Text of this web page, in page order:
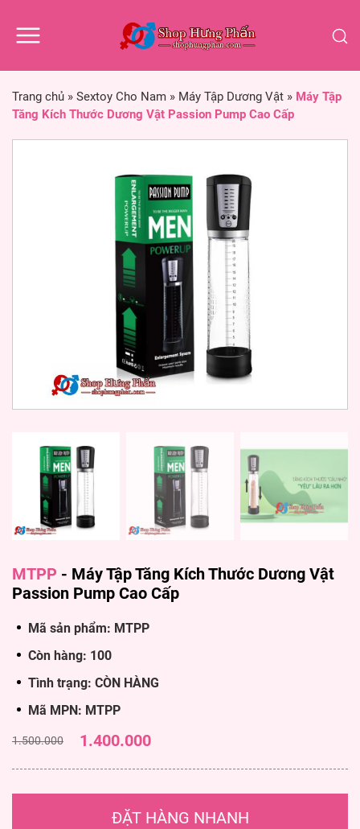
Trang chủ » Sextoy Cho Nam » Máy Tập Dương Vật » Máy Tập
Tăng Kích Thước Dương Vật Passion Pump Cao Cấp
MTPP - Máy Tập Tăng Kích Thước Dương Vật
Passion Pump Cao Cấp
Mã sản phẩm: MTPP
Còn hàng: 100
Tình trạng: CÒN HÀNG
Mã MPN: MTPP
1.500.000 1.400.000
ĐẶT HÀNG NHANH